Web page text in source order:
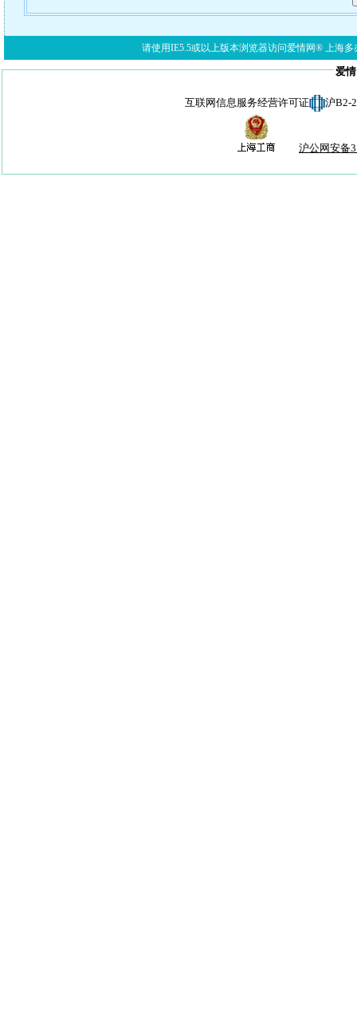
请使用IE5.5或以上版本浏览器访问爱情网® 上海多
爱
互联网信息服务经营许可证 沪B2-
沪公网安备